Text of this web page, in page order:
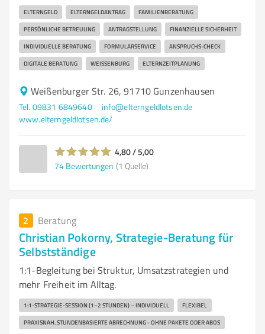
ELTERNGELD ELTERNGELDANTRAG FAMILIENBERATUNG
PERSÖNLICHE BETREUUNG ANTRAGSTELLUNG FINANZIELLE SICHERHEIT
INDIVIDUELLE BERATUNG FORMULARSERVICE ANSPRUCHS-CHECK
DIGITALE BERATUNG WEISSENBURG ELTERNZEITPLANUNG
Weißenburger Str. 26, 91710 Gunzenhausen
Tel. 09831 6849640
info@elterngeldlotsen.de
www.elterngeldlotsen.de/
4,80 / 5,00
74 Bewertungen (1 Quelle)
2 Beratung
Christian Pokorny, Strategie-Beratung für
Selbstständige
1:1-Begleitung bei Struktur, Umsatzstrategien und
mehr Freiheit im Alltag.
1:1-STRATEGIE-SESSION (1–2 STUNDEN) – INDIVIDUELL FLEXIBEL
PRAXISNAH. STUNDENBASIERTE ABRECHNUNG - OHNE PAKETE ODER ABOS